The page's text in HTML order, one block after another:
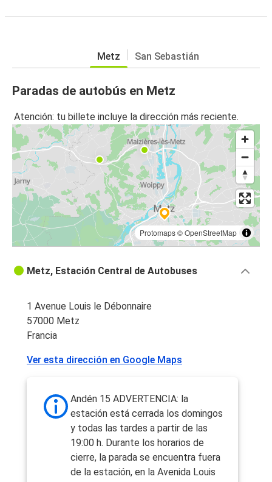
Metz San Sebastián
Paradas de autobús en Metz
Atención: tu billete incluye la dirección más reciente.
Protomaps©OpenStreetMap
Metz, Estación Central de Autobuses
1 Avenue Louis le Débonnaire
57000 Metz
Francia
Ver esta dirección en Google Maps
Andén 15 ADVERTENCIA: la
estación está cerrada los domingos
y todas las tardes a partir de las
19:00 h. Durante los horarios de
cierre, la parada se encuentra fuera
de la estación, en la Avenida Louis